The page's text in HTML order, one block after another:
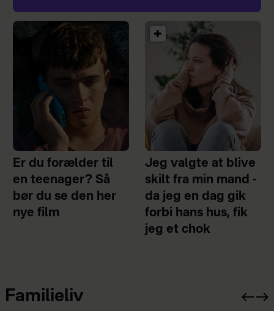
Er du forælder til
en teenager? Så
bør du se den her
nye film
Jeg valgte at blive
skilt fra min mand -
da jeg en dag gik
forbi hans hus, fik
jeg et chok
Familieliv